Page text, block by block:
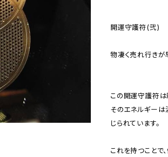
開運守護符(弐)
物凄く売れ行きが
この開運守護符は
そのエネルギー
じられています。
これを持つことで